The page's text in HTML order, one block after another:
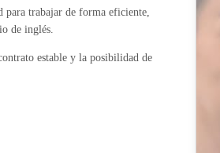
para trabajar de forma eficiente,
de inglés.
estable y la posibilidad de